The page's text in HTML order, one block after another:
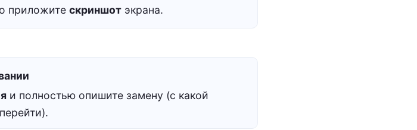
приложите скриншот экрана.
и полностью опишите замену (с какой